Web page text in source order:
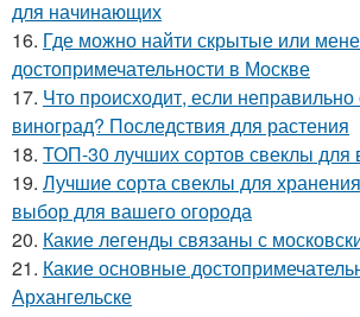
для начинающих
16. Где можно найти скрытые или
достопримечательности в Москве
17. Что происходит, если неправильно
виноград? Последствия для растения
18. ТОП-30 лучших сортов свеклы для
19. Лучшие сорта свеклы для хранения
выбор для вашего огорода
20. Какие легенды связаны с
21. Какие основные
Архангельске